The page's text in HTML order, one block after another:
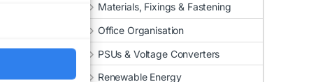
Materials, Fixings & Fastening
Office Organisation
PSUs & Voltage Converters
Renewable Energy